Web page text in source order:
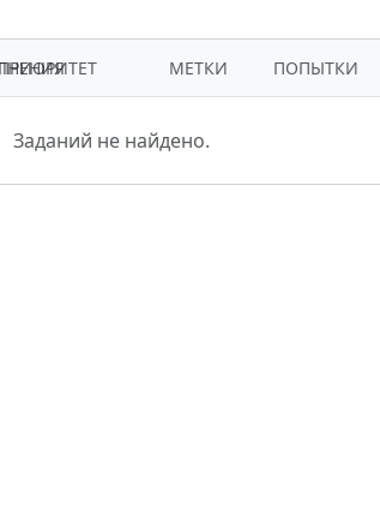
МЕТКИ ПОПЫТКИ
Заданий не найдено.